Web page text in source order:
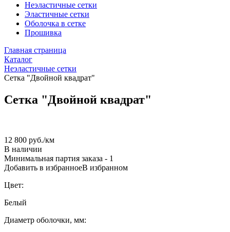
Неэластичные сетки
Эластичные сетки
Оболочка в сетке
Прошивка
Главная страница
Каталог
Неэластичные сетки
Сетка "Двойной квадрат"
Сетка "Двойной квадрат"
12 800 руб./км
В наличии
Минимальная партия заказа - 1
Добавить в избранноеВ избранном
Цвет:
Белый
Диаметр оболочки, мм: